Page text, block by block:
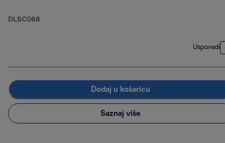
DLSC068
Usporedi
Dodaj u košaricu
Saznaj više